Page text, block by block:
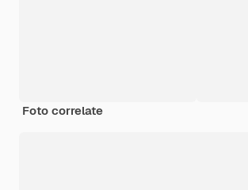
Foto correlate